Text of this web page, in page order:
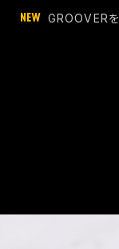
GROOVER